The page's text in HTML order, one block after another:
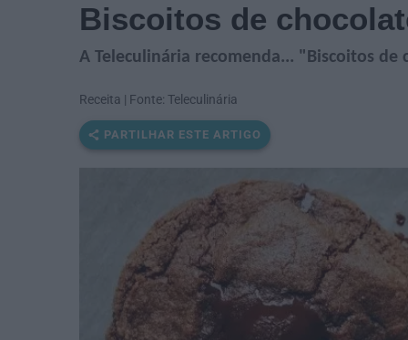
Biscoitos de
A Teleculinária recomenda... "Biscoitos de
Receita | Fonte: Teleculinária
PARTILHAR ESTE ARTIGO